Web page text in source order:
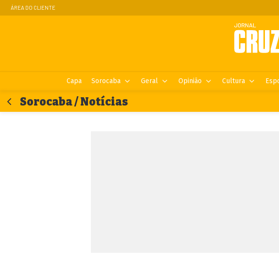
ÁREA DO CLIENTE
Capa Sorocaba Geral Opinião Cultura
Sorocaba / Notícias